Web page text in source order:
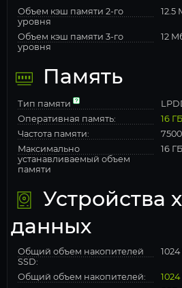
Объем кэш памяти 2-го
уровня
12.5
Объем кэш памяти 3-го
уровня
12
Память
Тип памяти
Оперативная память:
16 ГБ
Частота памяти:
7500
Максимально
устанавливаемый объем
памяти
16 ГБ
Устройства
данных
Общий объем накопителей
SSD:
Общий объем накопителей: